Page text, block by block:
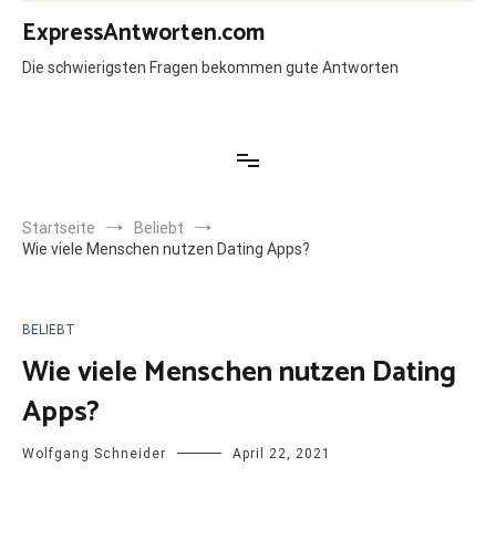
Zum
Inhalt
springen
ExpressAntworten.com
Die schwierigsten Fragen bekommen gute Antworten
Startseite
Beliebt
Wie viele Menschen nutzen Dating Apps?
BELIEBT
Wie viele Menschen nutzen Dating
Apps?
Wolfgang Schneider April 22, 2021